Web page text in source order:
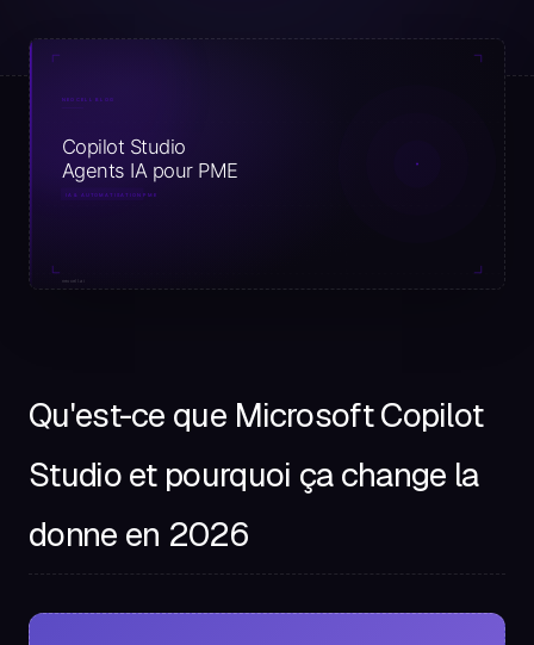
Qu'est-ce que Microsoft Copilot
Studio et pourquoi ça change la
donne en 2026